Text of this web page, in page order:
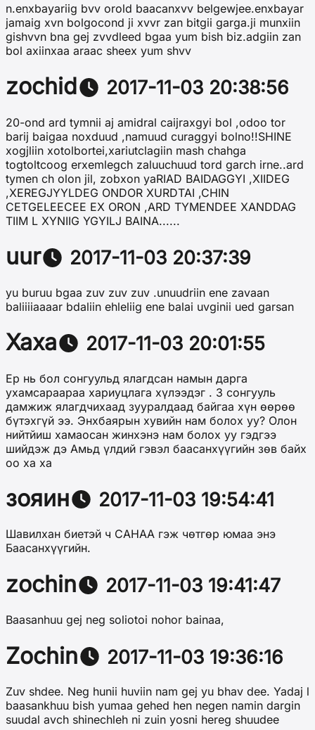
n.enxbayariig bvv orold baacanxvv belgewjee.enxbayar
jamaig xvn bolgocond ji xvvr zan bitgii garga.ji munxiin
gishvvn bna gej zvvdleed bgaa yum bish biz.adgiin zan
bol axiinxaa araac sheex yum shvv
zochid 2017-11-03 20:38:56
20-ond ard tymnii aj amidral caijraxgyi bol ,odoo tor
barij baigaa noxduud ,namuud curaggyi bolno!!SHINE
xogjliin xotolbortei,xariutclagiin mash chahga
togtoltcoog erxemlegch zaluuchuud tord garch irne..ard
tymen ch olon jil, zobxon yaRIAD BAIDAGGYI ,XIIDEG
,XEREGJYYLDEG ONDOR XURDTAI ,CHIN
CETGELEECEE EX ORON ,ARD TYMENDEE XANDDAG
TIIM L XYNIIG YGYILJ BAINA......
uur 2017-11-03 20:37:39
yu buruu bgaa zuv zuv zuv .unuudriin ene zavaan
baliiiiaaaar bdaliin ehleliig ene balai uvginii ued garsan
Хаха 2017-11-03 20:01:55
Ер нь бол сонгуульд ялагдсан намын дарга
ухамсараараа хариуцлага хүлээдэг . 3 сонгууль
дамжиж ялагдчихаад зууралдаад байгаа хүн өөрөө
бүтэхгүй ээ. Энхбаярын хувийн нам болох уу? Олон
нийтйиш хамаосан жинхэнэ нам болох уу гэдгээ
шийдэж дэ Амьд үлдий гэвэл баасанхүүгийн зөв байх
оо ха ха
зояин 2017-11-03 19:54:41
Шавилхан биетэй ч САНАА гэж чөтгөр юмаа энэ
Баасанхүүгийн.
zochin 2017-11-03 19:41:47
Baasanhuu gej neg soliotoi nohor bainaa,
Zochin 2017-11-03 19:36:16
Zuv shdee. Neg hunii huviin nam gej yu bhav dee. Yadaj l
baasankhuu bish yumaa gehed hen negen namin dargin
suudal avch shinechleh ni zuin yosni hereg shuudee